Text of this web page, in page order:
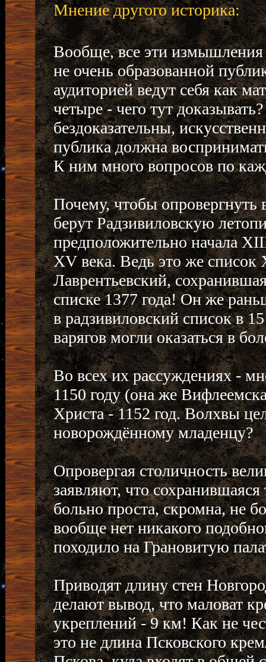
Мнение другого историка:
Вообще, все эти измышления
не очень образованной
аудиторией ведут себя как
четыре - чего тут
бездоказательны,
публика должна
К ним много вопросов по
Почему, чтобы
берут Радзивиловскую
предположительно начала
XV века. Ведь это же список
Лаврентьевский,
списке 1377 года! Он же
в радзивиловский список в
варягов могли оказаться в
Во всех их рассуждениях -
1150 году (она же
Христа - 1152 год. Волхвы
новорождённому младенцу?
Опровергая столичность
заявляют, что
больно проста, скромна, не
вообще нет никакого
походило на Грановитую
Приводят длину стен
делают вывод, что маловат
укреплений - 9 км! Как не
это не длина Псковского